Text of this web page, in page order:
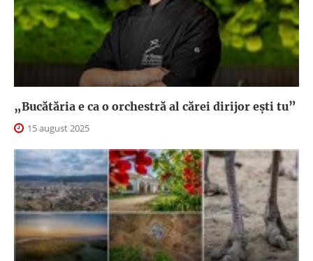
„Bucătăria e ca o orchestră al cărei dirijor ești tu”
15 august 2025